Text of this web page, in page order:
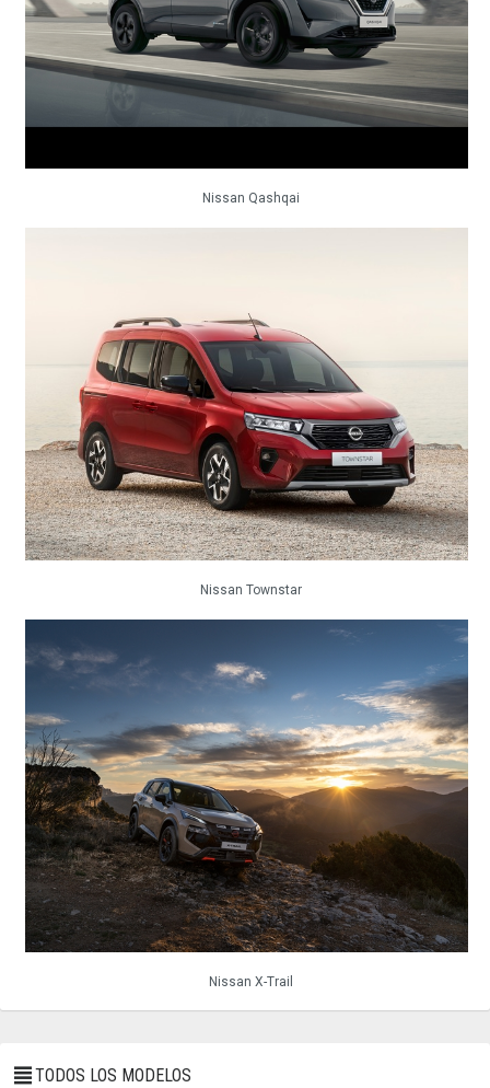
Nissan Qashqai
Nissan Townstar
Nissan X-Trail
TODOS LOS MODELOS